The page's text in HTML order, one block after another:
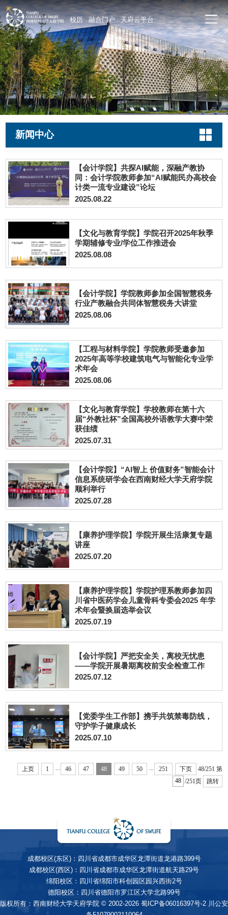
校历 融合门户 天府云平台
新闻中心
【会计学院】共探AI赋能，深融产教协
同：会计学院教师参加“AI赋能民办高校会
计类一流专业建设”论坛
2025.08.22
【文化与教育学院】学院召开2025年秋季
学期辅修专业/学位工作推进会
2025.08.08
【会计学院】学院教师参加全国智慧税务
行业产教融合共同体智慧税务大讲堂
2025.08.06
【工程与材料学院】学院教师受邀参加
2025年高等学校建筑电气与智能化专业学
术年会
2025.08.06
【文化与教育学院】学校教师在第十六
届“外教社杯”全国高校外语教学大赛中荣
获佳绩
2025.07.31
【会计学院】“AI智上 价值财务”智能会计
信息系统研学会在西南财经大学天府学院
顺利举行
2025.07.28
【康养护理学院】学院开展生活康复专题
讲座
2025.07.20
【康养护理学院】学院护理系教师参加四
川省中医药学会儿童骨科专委会2025 年学
术年会暨换届选举会议
2025.07.19
【会计学院】严把安全关，离校无忧患
——学院开展暑期离校前安全检查工作
2025.07.12
【党委学生工作部】携手共筑禁毒防线，
守护学子健康成长
2025.07.10
上页 1 ... 46 47 48 49 50 ... 251 下页 48/251 第
/251页
跳转
成都校区(东区)：四川省成都市成华区龙潭街道龙港路399号
成都校区(西区)：四川省成都市成华区龙潭街道航天路29号
绵阳校区：四川省绵阳市科创园区园兴西街2号
德阳校区：四川省德阳市罗江区大学北路99号
版权所有：西南财经大学天府学院 © 2002-2026 蜀ICP备06016397号-2 川公安